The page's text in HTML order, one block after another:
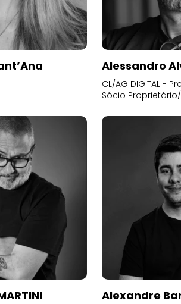
Alessandro
CL/AG DIGITAL -
Sócio
Alexandre